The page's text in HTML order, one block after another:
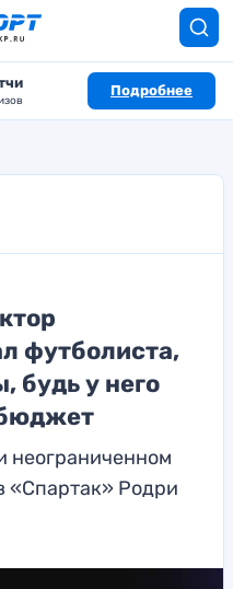
Подробнее
футболиста,
будь у него
неограниченном
«Спартак» Родри